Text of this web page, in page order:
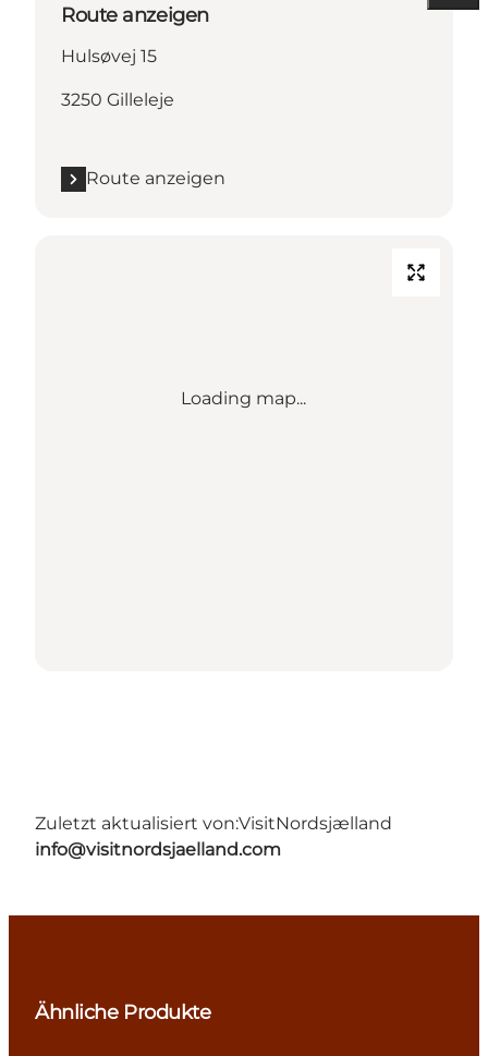
Route anzeigen
Hulsøvej 15
3250 Gilleleje
Route anzeigen
Loading map...
Zuletzt aktualisiert von:VisitNordsjælland
info@visitnordsjaelland.com
Ähnliche Produkte